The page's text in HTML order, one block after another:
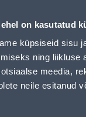
on kasutatud
küpsiseid sisu
ning liikluse
meedia,
neile esitanud
1,2V 40MAH
клиентов